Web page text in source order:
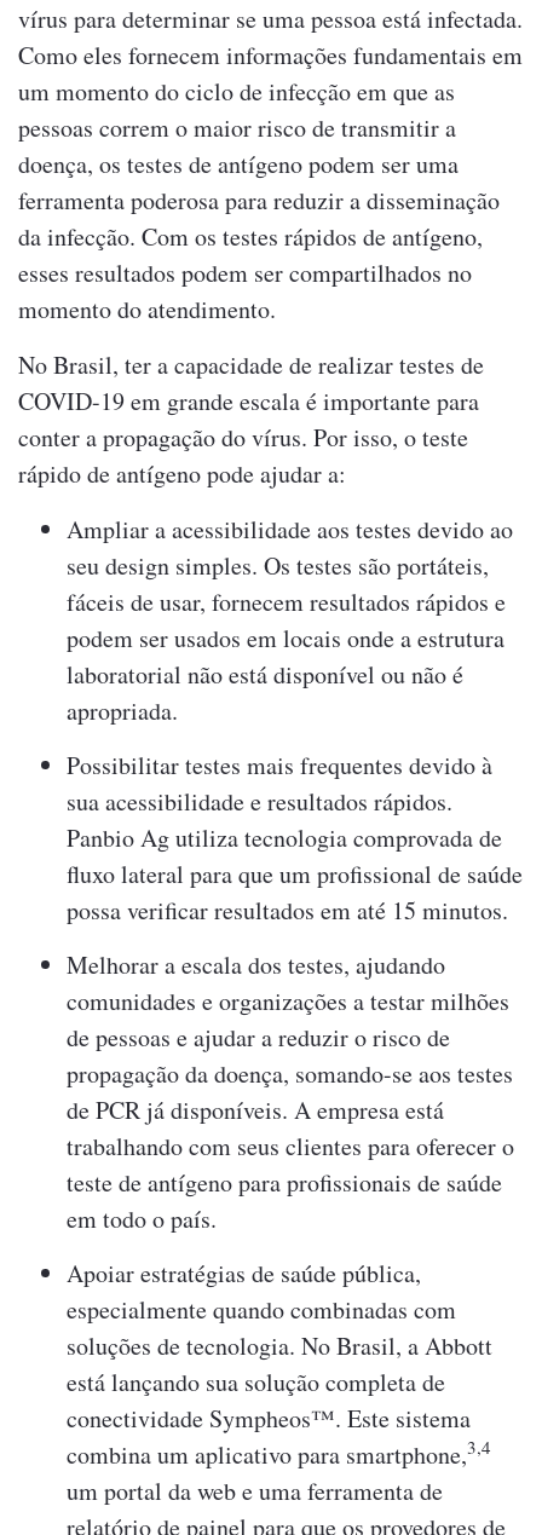
vírus para determinar se uma pessoa está infectada.
Como eles fornecem informações fundamentais em
um momento do ciclo de infecção em que as
pessoas correm o maior risco de transmitir a
doença, os testes de antígeno podem ser uma
ferramenta poderosa para reduzir a disseminação
da infecção. Com os testes rápidos de antígeno,
esses resultados podem ser compartilhados no
momento do atendimento.
No Brasil, ter a capacidade de realizar testes de
COVID-19 em grande escala é importante para
conter a propagação do vírus. Por isso, o teste
rápido de antígeno pode ajudar a:
Ampliar a acessibilidade aos testes devido ao
seu design simples. Os testes são portáteis,
fáceis de usar, fornecem resultados rápidos e
podem ser usados em locais onde a estrutura
laboratorial não está disponível ou não é
apropriada.
Possibilitar testes mais frequentes devido à
sua acessibilidade e resultados rápidos.
Panbio Ag utiliza tecnologia comprovada de
fluxo lateral para que um profissional de saúde
possa verificar resultados em até 15 minutos.
Melhorar a escala dos testes, ajudando
comunidades e organizações a testar milhões
de pessoas e ajudar a reduzir o risco de
propagação da doença, somando-se aos testes
de PCR já disponíveis. A empresa está
trabalhando com seus clientes para oferecer o
teste de antígeno para profissionais de saúde
em todo o país.
Apoiar estratégias de saúde pública,
especialmente quando combinadas com
soluções de tecnologia. No Brasil, a Abbott
está lançando sua solução completa de
conectividade Sympheos™. Este sistema
combina um aplicativo para smartphone,3,4
um portal da web e uma ferramenta de
relatório de painel para que os provedores de